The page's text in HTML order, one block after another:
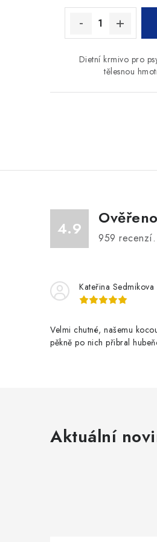
Dietní krmivo pro
tělesnou
í
p
r
v
p
4.9 959 recenzí.
Kateřina Sedmikova
Velmi chutné, našemu
pěkně po nich přibral
Aktuální